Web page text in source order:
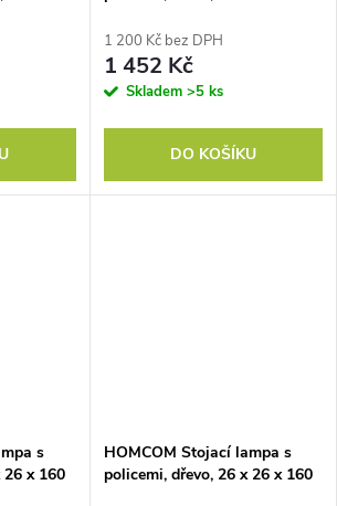
pokoje/ložnice (bez žárovky)
1 200 Kč bez DPH
1 452 Kč
Skladem >5 ks
DO KOŠÍKU
s
26 x 160
HOMCOM Stojací lampa s
policemi, dřevo, 26 x 26 x 160